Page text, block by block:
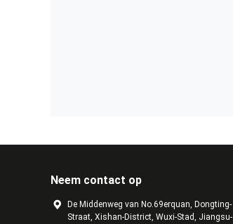
Neem contact op
De Middenweg van No.69erquan, Dongting-
Straat, Xishan-District, Wuxi-Stad, Jiangsu-